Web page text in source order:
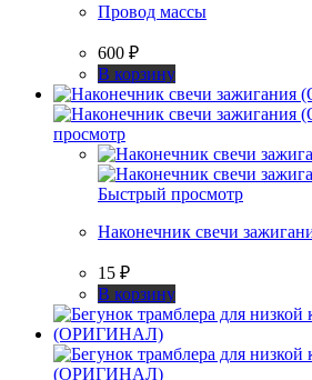
Провод массы
600 ₽
В корзину
просмотр
Быстрый просмотр
Наконечник свечи
15 ₽
В корзину